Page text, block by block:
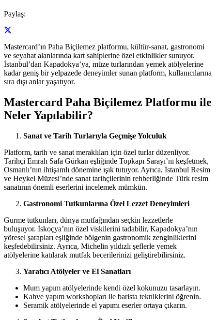
Paylaş:
Mastercard’ın Paha Biçilemez platformu, kültür-sanat, gastronomi
ve seyahat alanlarında kart sahiplerine özel etkinlikler sunuyor.
İstanbul’dan Kapadokya’ya, müze turlarından yemek atölyelerine
kadar geniş bir yelpazede deneyimler sunan platform, kullanıcılarına
sıra dışı anlar yaşatıyor.
Mastercard Paha Biçilemez Platformu ile
Neler Yapılabilir?
Sanat ve Tarih Turlarıyla Geçmişe Yolculuk
Platform, tarih ve sanat meraklıları için özel turlar düzenliyor.
Tarihçi Emrah Safa Gürkan eşliğinde Topkapı Sarayı’nı keşfetmek,
Osmanlı’nın ihtişamlı dönemine ışık tutuyor. Ayrıca, İstanbul Resim
ve Heykel Müzesi’nde sanat tarihçilerinin rehberliğinde Türk resim
sanatının önemli eserlerini incelemek mümkün.
Gastronomi Tutkunlarına Özel Lezzet Deneyimleri
Gurme tutkunları, dünya mutfağından seçkin lezzetlerle
buluşuyor. İskoçya’nın özel viskilerini tadabilir, Kapadokya’nın
yöresel şarapları eşliğinde bölgenin gastronomik zenginliklerini
keşfedebilirsiniz. Ayrıca, Michelin yıldızlı şeflerle yemek
atölyelerine katılarak mutfak becerilerinizi geliştirebilirsiniz.
Yaratıcı Atölyeler ve El Sanatları
Mum yapım atölyelerinde kendi özel kokunuzu tasarlayın.
Kahve yapım workshopları ile barista tekniklerini öğrenin.
Seramik atölyelerinde el yapımı eserler ortaya çıkarın.